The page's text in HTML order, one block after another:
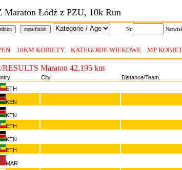
Maraton Łódź z PZU, 10k Run
meta/finish Nr:
10KM KOBIETY KATEGORIE WIEKOWE MP
Maraton 42,195 km
City Distance/Team.
ETH
KEN
KEN
ETH
KEN
ETH
MAR